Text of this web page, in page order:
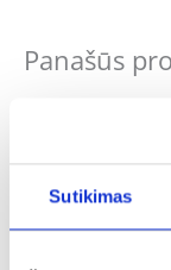
Sutikimas
Panašūs